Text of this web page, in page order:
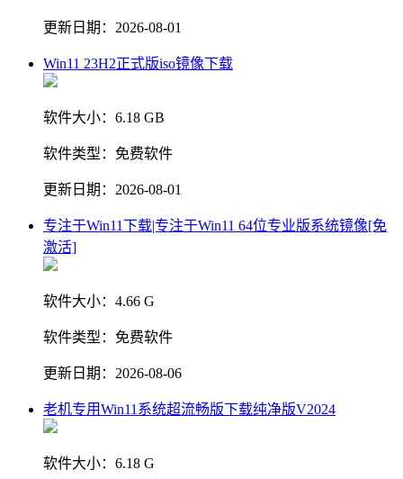
更新日期： 2026-08-01
Win11 23H2正式版iso镜像下载
软件大小： 6.18 GB
软件类型： 免费软件
更新日期： 2026-08-01
专注于Win11下载|专注于Win11 64位专业版系统镜像[免
激活]
软件大小： 4.66 G
软件类型： 免费软件
更新日期： 2026-08-06
老机专用Win11系统超流畅版下载纯净版V2024
软件大小： 6.18 G